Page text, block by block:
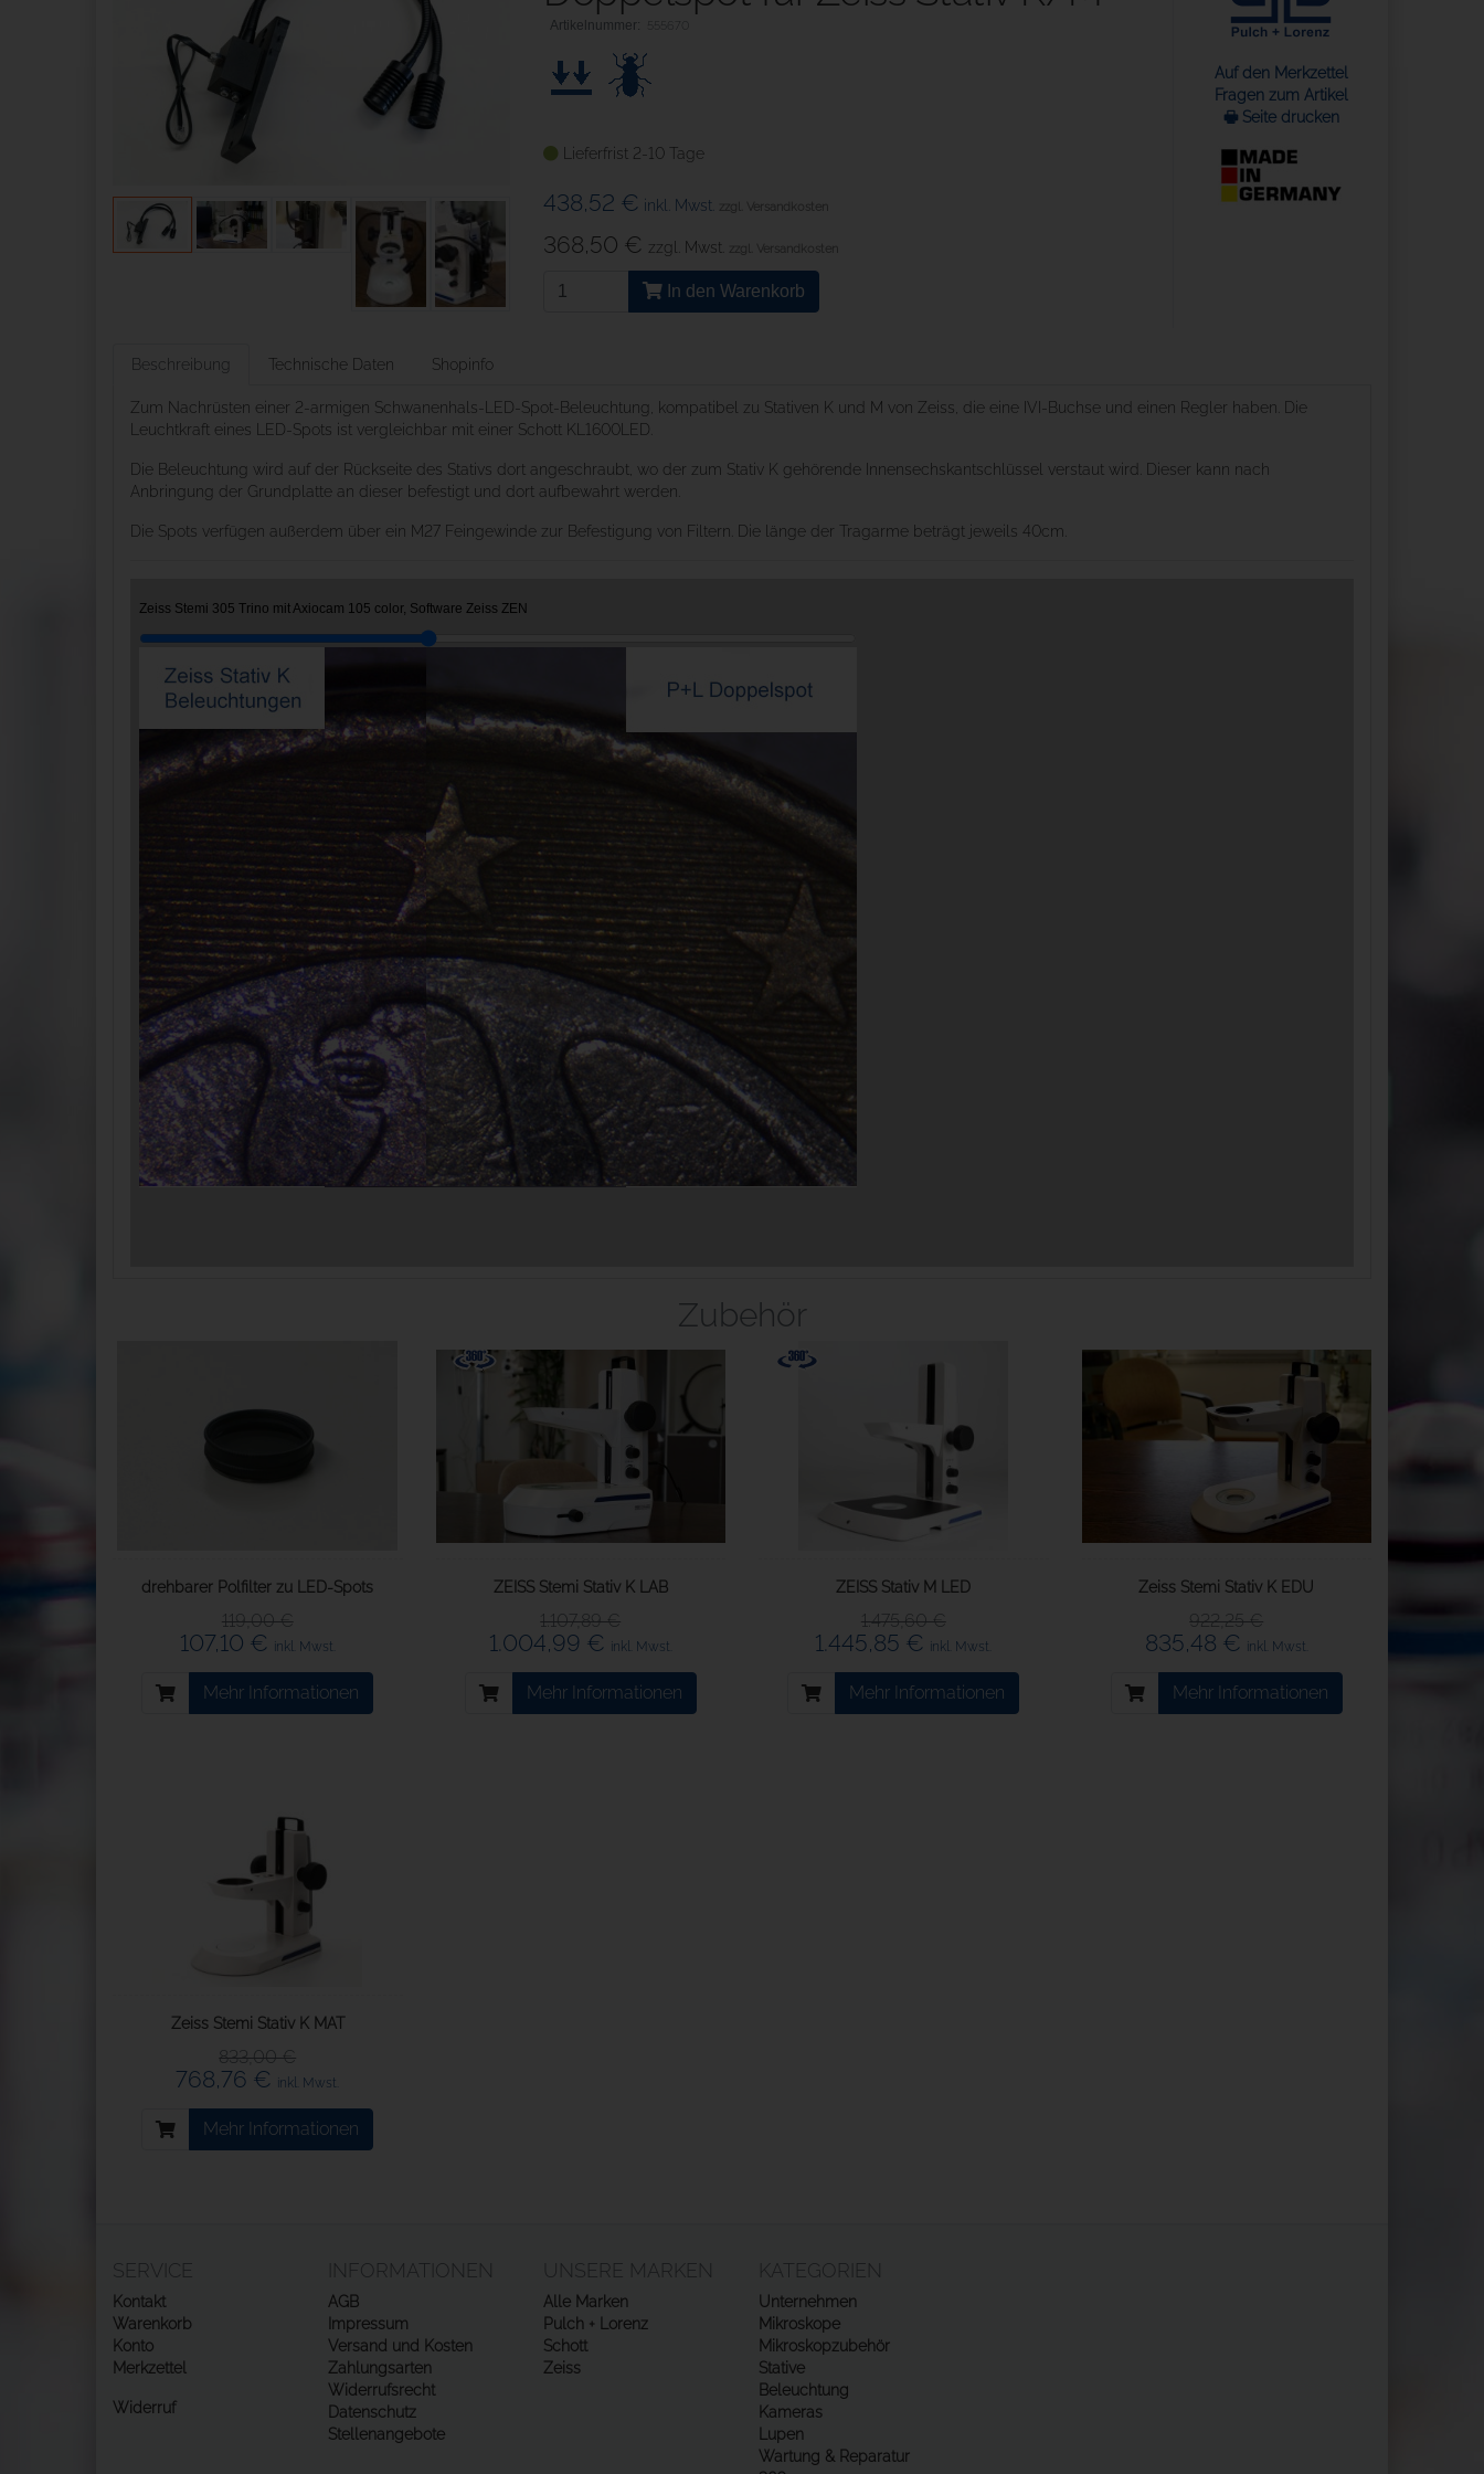
Lieferfrist 2-10 Tage
438,52 € inkl. Mwst. zzgl. Versandkosten
368,50 € zzgl. Mwst. zzgl. Versandkosten
In den Warenkorb
Auf den Merkzettel
Fragen zum Artikel
🖶 Seite drucken
Beschreibung Technische Daten Shopinfo
Zum Nachrüsten einer 2-armigen Schwanenhals-LED-Spot-Beleuchtung, kompatibel zu Stativen K und M von Zeiss, die eine IVI-Buchse und einen Regler haben. Die
Leuchtkraft eines LED-Spots ist vergleichbar mit einer Schott KL1600LED.
Die Beleuchtung wird auf der Rückseite des Stativs dort angeschraubt, wo der zum Stativ K gehörende Innensechskantschlüssel verstaut wird. Dieser kann nach
Anbringung der Grundplatte an dieser befestigt und dort aufbewahrt werden.
Die Spots verfügen außerdem über ein M27 Feingewinde zur Befestigung von Filtern. Die länge der Tragarme beträgt jeweils 40cm.
Zubehör
drehbarer Polfilter zu LED-Spots
119,00 €
107,10 € inkl. Mwst.
Mehr Informationen
ZEISS Stemi Stativ K LAB
1.107,89 €
1.004,99 € inkl. Mwst.
Mehr Informationen
ZEISS Stativ M LED
1.475,60 €
1.445,85 € inkl. Mwst.
Mehr Informationen
Zeiss Stemi Stativ K EDU
922,25 €
835,48 € inkl. Mwst.
Mehr Informationen
Zeiss Stemi Stativ K MAT
833,00 €
768,76 € inkl. Mwst.
Mehr Informationen
SERVICE
Kontakt
Warenkorb
Konto
Merkzettel
Widerruf
INFORMATIONEN
AGB
Impressum
Versand und Kosten
Zahlungsarten
Widerrufsrecht
Datenschutz
Stellenangebote
UNSERE MARKEN
Alle Marken
Pulch + Lorenz
Schott
Zeiss
KATEGORIEN
Unternehmen
Mikroskope
Mikroskopzubehör
Stative
Beleuchtung
Kameras
Lupen
Wartung & Reparatur